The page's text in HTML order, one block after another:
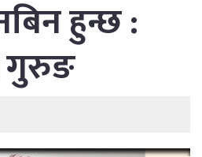
हुन्छ :
गुरुङ